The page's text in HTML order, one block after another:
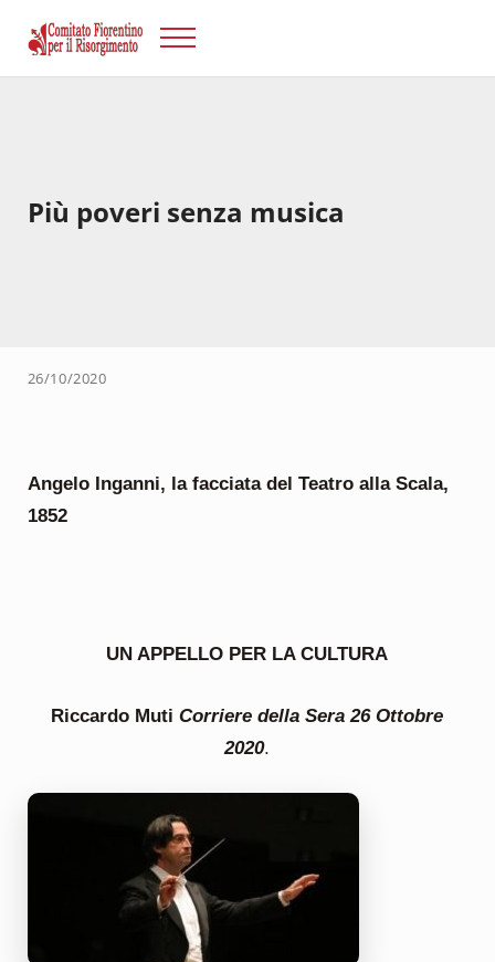
Risorgimento Firenze
Menu
Più poveri senza musica
26/10/2020
Angelo Inganni, la facciata del Teatro alla Scala,
1852
UN APPELLO PER LA CULTURA
Riccardo MutiCorriere della Sera 26 Ottobre
2020.